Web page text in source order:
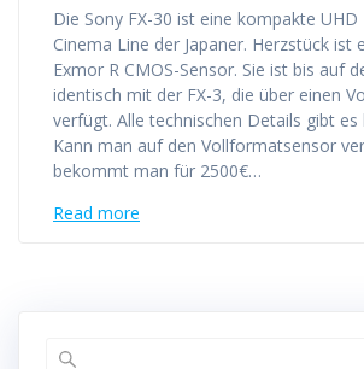
Die Sony FX-30 ist eine kompakte
Cinema Line der Japaner. Herzstück ist
Exmor R CMOS-Sensor. Sie ist bis auf
identisch mit der FX-3, die über einen
verfügt. Alle technischen Details gibt es
Kann man auf den Vollformatsensor
bekommt man für 2500€…
Read more